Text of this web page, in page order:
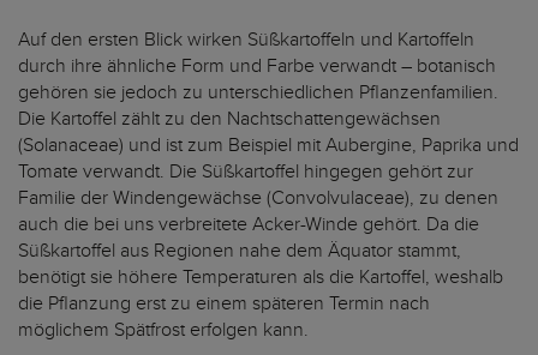
Auf den ersten Blick wirken Süßkartoffeln und Kartoffeln
durch ihre ähnliche Form und Farbe verwandt – botanisch
gehören sie jedoch zu unterschiedlichen Pflanzenfamilien.
Die Kartoffel zählt zu den Nachtschattengewächsen
(Solanaceae) und ist zum Beispiel mit Aubergine, Paprika und
Tomate verwandt. Die Süßkartoffel hingegen gehört zur
Familie der Windengewächse (Convolvulaceae), zu denen
auch die bei uns verbreitete Acker-Winde gehört. Da die
Süßkartoffel aus Regionen nahe dem Äquator stammt,
benötigt sie höhere Temperaturen als die Kartoffel, weshalb
die Pflanzung erst zu einem späteren Termin nach
möglichem Spätfrost erfolgen kann.